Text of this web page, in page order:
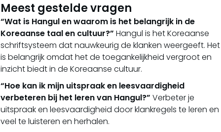
Meest gestelde vragen
“Wat is Hangul en waarom is het belangrijk in de
Koreaanse taal en cultuur?” Hangul is het Koreaanse
schriftsysteem dat nauwkeurig de klanken weergeeft. Het
is belangrijk omdat het de toegankelijkheid vergroot en
inzicht biedt in de Koreaanse cultuur.
“Hoe kan ik mijn uitspraak en leesvaardigheid
verbeteren bij het leren van Hangul?” Verbeter je
uitspraak en leesvaardigheid door klankregels te leren en
veel te luisteren en herhalen.